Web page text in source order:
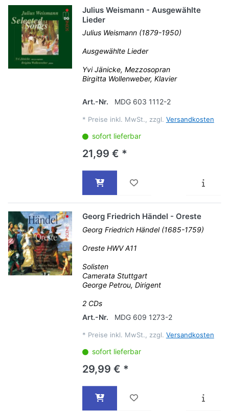
Julius Weismann - Ausgewählte
Lieder
Julius Weismann (1879-1950)
Ausgewählte Lieder
Yvi Jänicke, Mezzosopran
Birgitta Wollenweber, Klavier
Art.-Nr. MDG 603 1112-2
* Preise inkl. MwSt., zzgl. Versandkosten
sofort lieferbar
21,99 € *
Georg Friedrich Händel - Oreste
Georg Friedrich Händel (1685-1759)
Oreste HWV A11
Solisten
Camerata Stuttgart
George Petrou, Dirigent
2 CDs
Art.-Nr.
MDG 609 1273-2
* Preise inkl. MwSt., zzgl. Versandkosten
sofort lieferbar
29,99 € *